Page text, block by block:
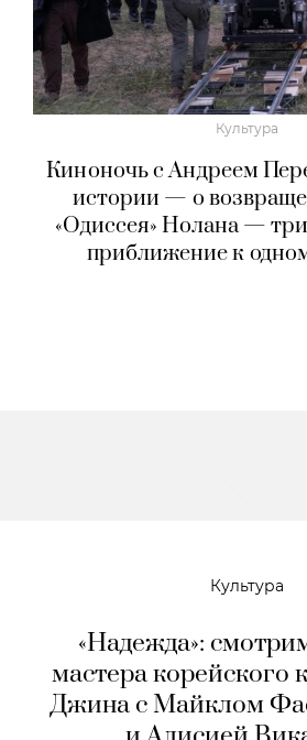
Культура
Киноночь с Андреем
истории — о
«Одиссея» Нолана —
приближение к
Культура
«Надежда»:
мастера корейского
Джина с Майклом